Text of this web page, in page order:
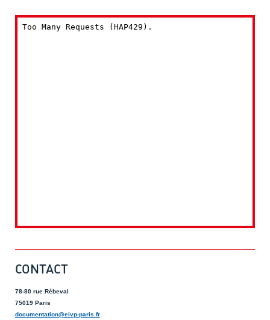
CONTACT
78-80 rue Rébeval
75019 Paris
documentation@eivp-paris.fr